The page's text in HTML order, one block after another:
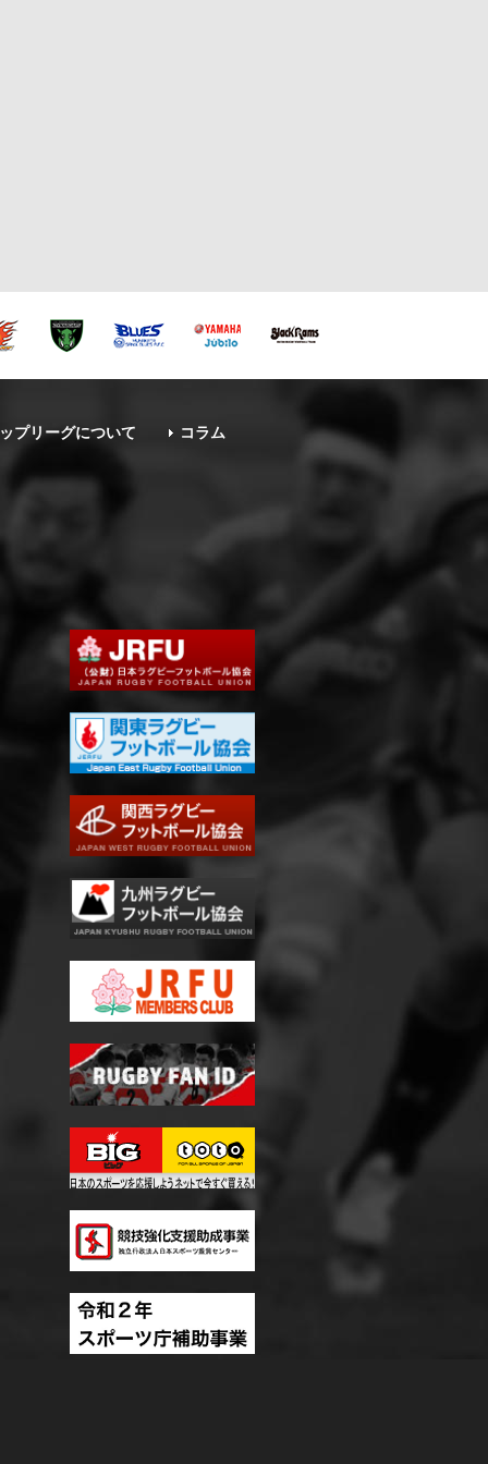
プリーグについて コラム